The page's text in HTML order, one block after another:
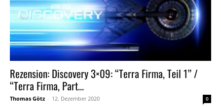
Rezension: Discovery 3×09: “Terra Firma, Teil 1” /
“Terra Firma, Part...
Thomas Götz - 12. Dezember 2020 0